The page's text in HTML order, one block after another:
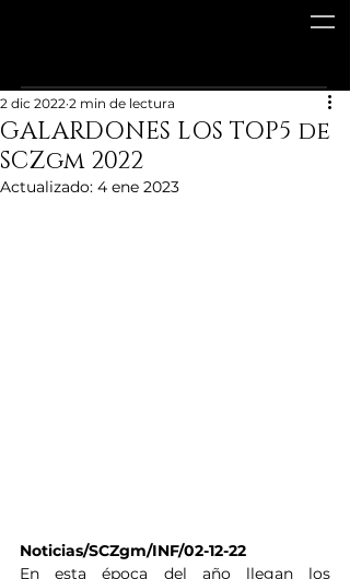
GALARDONES LOS TOP5 de
SCZgm 2022
2 dic 2022 2 min de lectura
Actualizado: 4 ene 2023
Noticias/SCZgm/INF/02-12-22
En esta época del año llegan los